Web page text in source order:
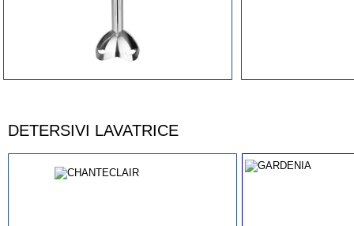
DETERSIVI LAVATRICE